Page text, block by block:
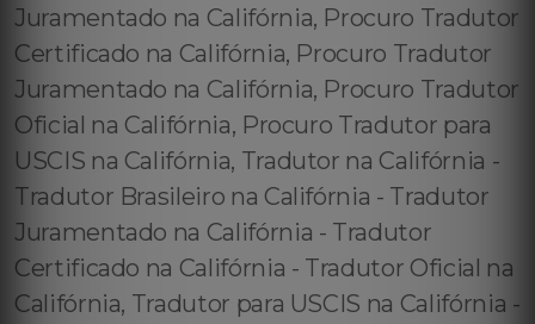
Juramentado na Califórnia, Procuro Tradutor
Certificado na Califórnia, Procuro Tradutor
Juramentado na Califórnia, Procuro Tradutor
Oficial na Califórnia, Procuro Tradutor para
USCIS na Califórnia, Tradutor na Califórnia -
Tradutor Brasileiro na Califórnia - Tradutor
Juramentado na Califórnia - Tradutor
Certificado na Califórnia - Tradutor Oficial na
Califórnia, Tradutor para USCIS na Califórnia -